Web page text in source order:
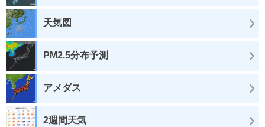
天気図
PM2.5分布予測
アメダス
2週間天気